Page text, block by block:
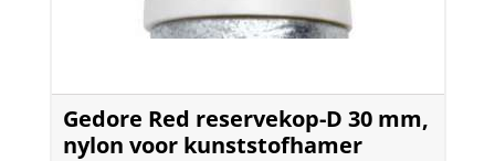
Gedore Red reservekop-D 30 mm,
nylon voor kunststofhamer